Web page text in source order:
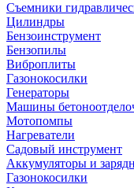
Съемники
Цилиндры
Бензоинструмент
Бензопилы
Виброплиты
Газонокосилки
Генераторы
Машины
Мотопомпы
Нагреватели
Садовый инструмент
Аккумуляторы и
Газонокосилки